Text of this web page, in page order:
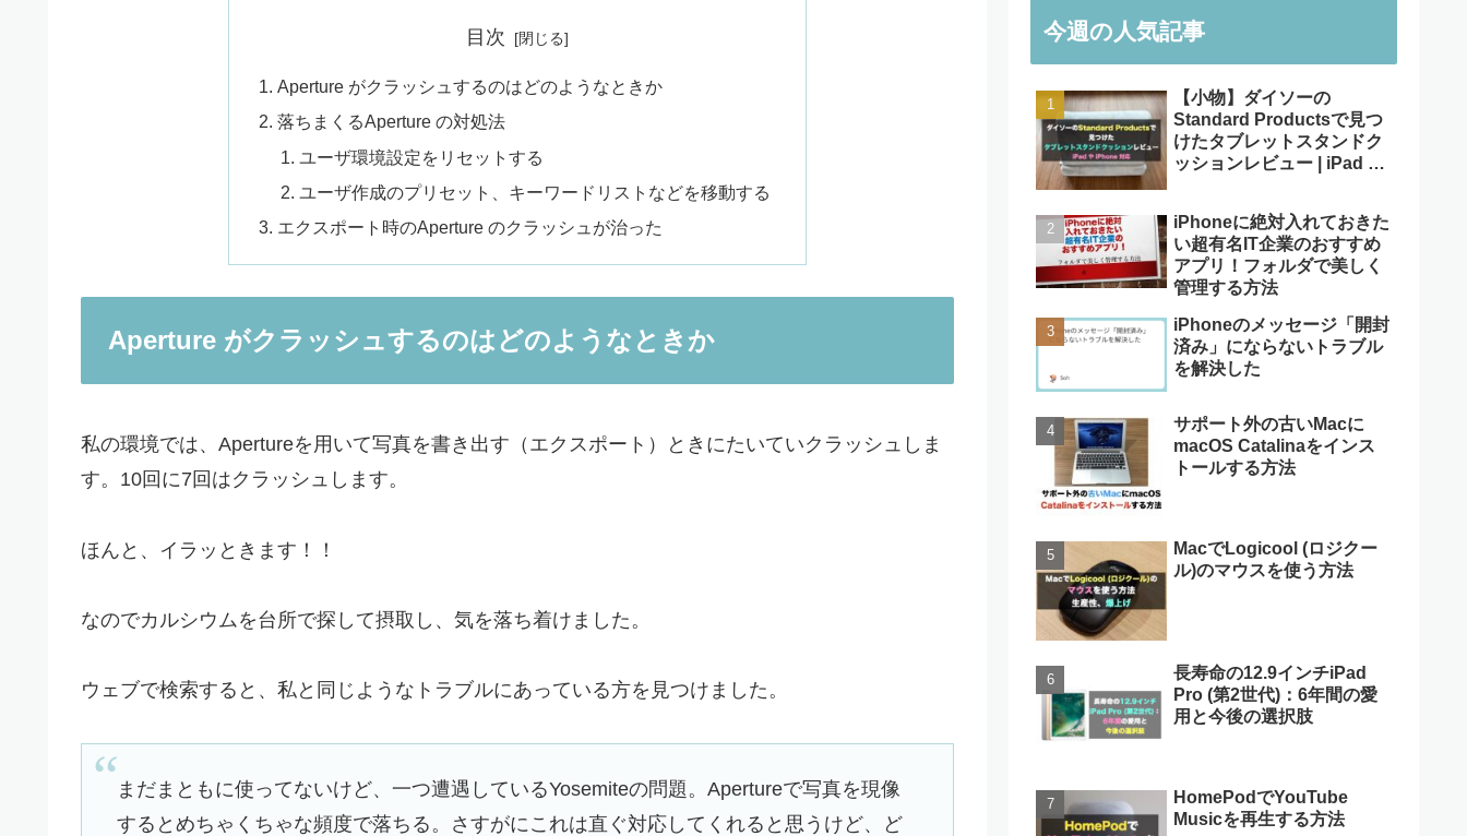
目次
Aperture がクラッシュするのはどのようなときか
落ちまくるAperture の対処法
ユーザ環境設定をリセットする
ユーザ作成のプリセット、キーワードリストなどを移動する
エクスポート時のAperture のクラッシュが治った
Aperture がクラッシュするのはどのようなときか
私の環境では、Apertureを用いて写真を書き出す（エクスポート）ときにたいていクラッシュしま
す。10回に7回はクラッシュします。
ほんと、イラッときます！！
なのでカルシウムを台所で探して摂取し、気を落ち着けました。
ウェブで検索すると、私と同じようなトラブルにあっている方を見つけました。
まだまともに使ってないけど、一つ遭遇しているYosemiteの問題。Apertureで写真を現像
するとめちゃくちゃな頻度で落ちる。さすがにこれは直ぐ対応してくれると思うけど、ど
今週の人気記事
【小物】ダイソーの
Standard Productsで見つ
けたタブレットスタンドク
ッションレビュー | iPad や
iPhoneに絶対入れておきた
い超有名IT企業のおすすめ
アプリ！フォルダで美しく
管理する方法
iPhoneのメッセージ「開封
済み」にならないトラブル
を解決した
サポート外の古いMacに
macOS Catalinaをインス
トールする方法
MacでLogicool (ロジクー
ル)のマウスを使う方法
長寿命の12.9インチiPad
Pro (第2世代)：6年間の愛
用と今後の選択肢
HomePodでYouTube
Musicを再生する方法